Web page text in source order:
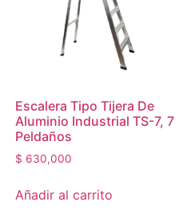
Escalera Tipo Tijera De
Aluminio Industrial TS-7, 7
Peldaños
$ 630,000
Añadir al carrito